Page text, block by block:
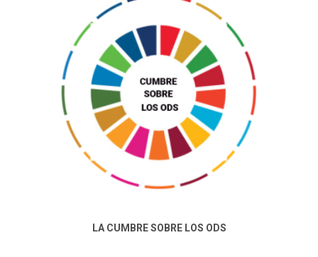
LA CUMBRE SOBRE LOS ODS
La Cumbre sobre los ODS supone un llamado a la
acción para recuperar el impulso y para que los líderes
mundiales se reúnan, reflexionen sobre nuestra
situación y se comprometan a seguir trabajando.